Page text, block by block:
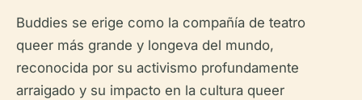
Buddies se erige como la compañía de teatro
queer más grande y longeva del mundo,
reconocida por su activismo profundamente
arraigado y su impacto en la cultura queer